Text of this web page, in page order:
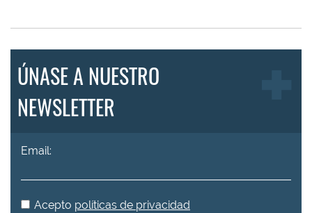
ÚNASE A NUESTRO
NEWSLETTER
Email:
Acepto políticas de privacidad